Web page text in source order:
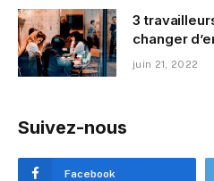
3
changer
juin 21, 2022
Suivez-nous
Facebook